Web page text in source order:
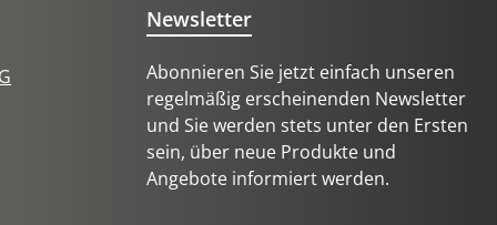
Verlust von Muskulatur oder
Auswirkungen durch den Verlust
von Muskelmasse (Jojo-Effekt,
Reduktion des Grund-
Energieumsatzes etc.) sollten
weitestgehend vermieden
Newsletter
Abonnieren Sie jetzt einfach unseren
regelmäßig erscheinenden Newsletter
und Sie werden stets unter den Ersten
sein, über neue Produkte und
Angebote informiert werden.